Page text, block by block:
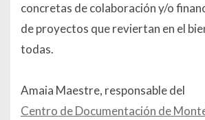
concretas de colaboración y/o
de proyectos que reviertan en el
todas.
Amaia Maestre, responsable del
Centro de Documentación de